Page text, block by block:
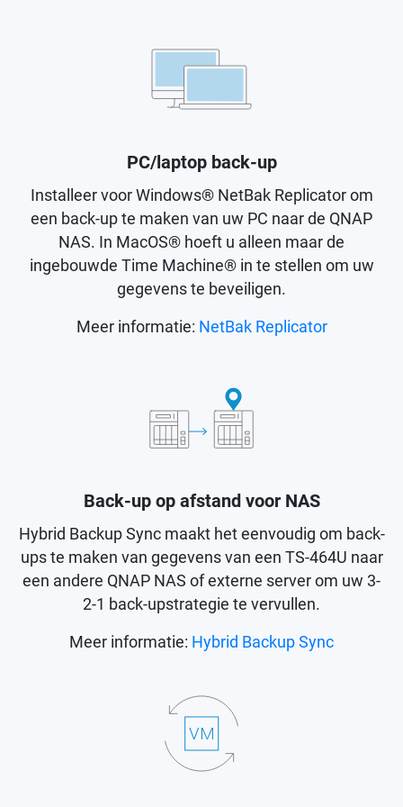
PC/laptop back-up
Installeer voor Windows® NetBak Replicator om
een back-up te maken van uw PC naar de QNAP
NAS. In MacOS® hoeft u alleen maar de
ingebouwde Time Machine® in te stellen om uw
gegevens te beveiligen.
Meer informatie: NetBak Replicator
Back-up op afstand voor NAS
Hybrid Backup Sync maakt het eenvoudig om back-
ups te maken van gegevens van een TS-464U naar
een andere QNAP NAS of externe server om uw 3-
2-1 back-upstrategie te vervullen.
Meer informatie: Hybrid Backup Sync